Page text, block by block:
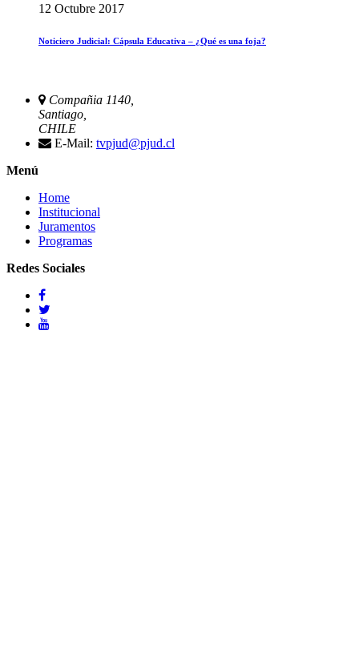
12 Octubre 2017
Noticiero Judicial: Cápsula Educativa – ¿Qué es una foja?
Compañia 1140,
Santiago,
CHILE
E-Mail: tvpjud@pjud.cl
Menú
Home
Institucional
Juramentos
Programas
Redes Sociales